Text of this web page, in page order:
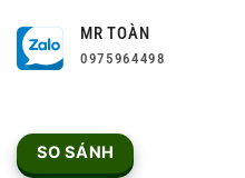
MR TOÀN
0975964498
SO SÁNH